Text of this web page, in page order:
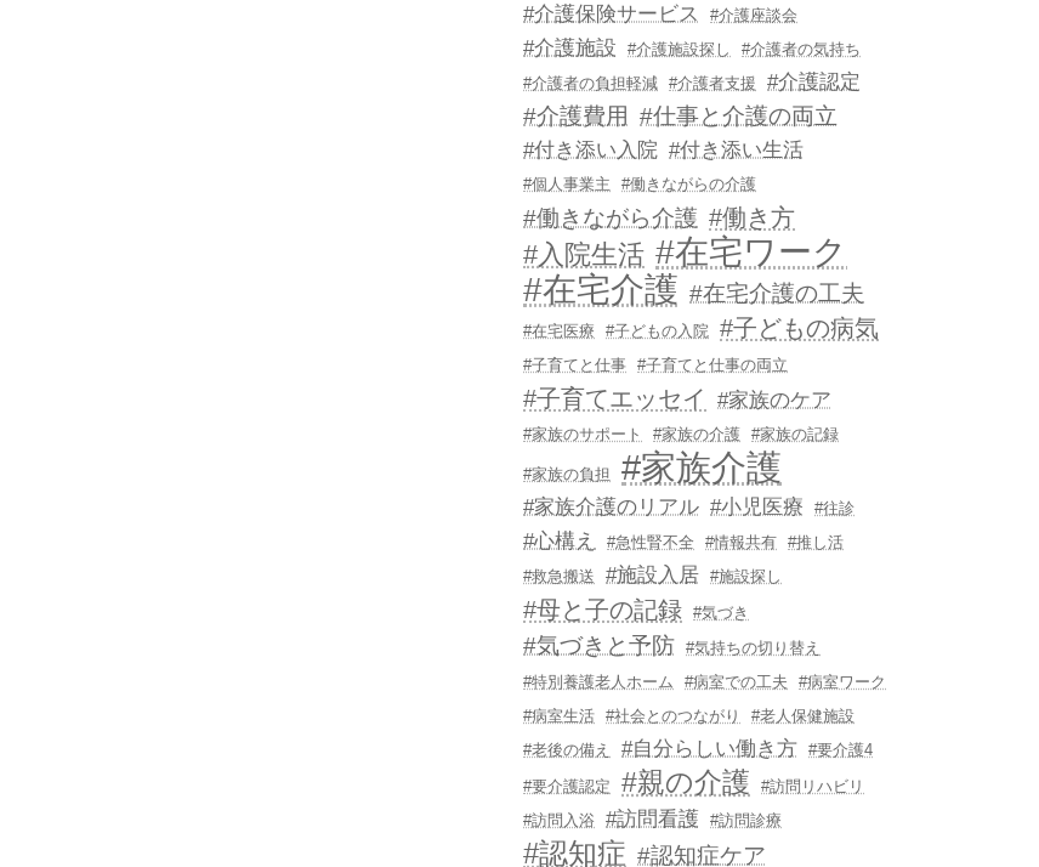
#介護保険サービス
#介護座談会
#介護施設 #介護施設探し
#介護者の気持ち
#介護者の負担軽減
#介護者支援 #介護認定
#介護費用 #仕事と介護の両立
#付き添い入院 #付き添い生活
#個人事業主 #働きながらの介護
#働きながら介護 #働き方
#入院生活 #在宅ワーク
#在宅介護 #在宅介護の工夫
#在宅医療 #子どもの入院 #子どもの病気
#子育てと仕事 #子育てと仕事の両立
#子育てエッセイ #家族のケア
#家族のサポート #家族の介護 #家族の記録
#家族の負担 #家族介護
#家族介護のリアル #小児医療 #往診
#心構え #急性腎不全 #情報共有
#推し活
#救急搬送
#施設入居 #施設探し
#母と子の記録 #気づき
#気づきと予防
#気持ちの切り替え
#特別養護老人ホーム
#病室での工夫
#病室ワーク
#病室生活
#社会とのつながり
#老人保健施設
#老後の備え
#自分らしい働き方
#要介護4
#要介護認定
#親の介護
#訪問リハビリ
#訪問入浴
#訪問看護 #訪問診療
#認知症 #認知症ケア